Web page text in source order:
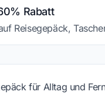
Rabatt
Reisegepäck,
für Alltag und